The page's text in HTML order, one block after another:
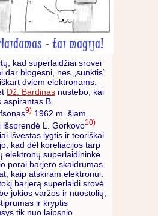
kad superlaidžiai srovei
dar blogesni, nes „sunktis“
dviem elektronams.
Dž. Bardinas nustebo, kai
aspirantas B.
9) 1962 m. šiam
išsprendė L. Gorkovo10)
išvestas lygtis ir teoriškai
kad dėl koreliacijos tarp
elektronų superlaidininke
porai barjero skaidrumas
kaip atskiram elektronui.
barjerą superlaidi srovė
jokios varžos ir nuostolių,
ir kryptis
tik nuo laipsnio